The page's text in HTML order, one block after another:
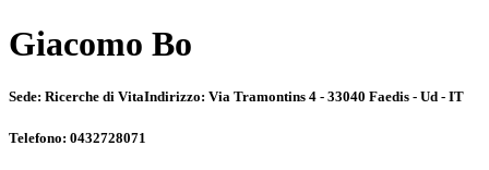
Giacomo Bo
Sede: Ricerche di VitaIndirizzo: Via Tramontins 4 - 33040 Faedis - Ud - IT
Telefono: 0432728071